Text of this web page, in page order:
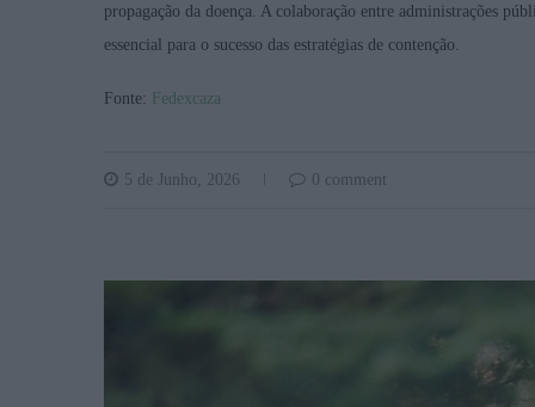
propagação da doença. A colaboração entre administrações
essencial para o sucesso das estratégias de contenção.
Fonte: Fedexcaza
5 de Junho, 2026 0 comment